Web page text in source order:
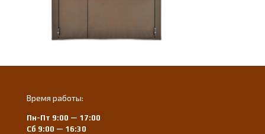
Время работы:
Пн-Пт 9:00 — 17:00
Сб 9:00 — 16:30